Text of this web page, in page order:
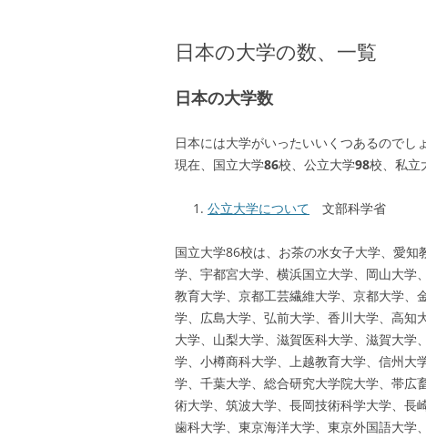
日本の大学の数、一覧
日本の大学数
日本には大学がいったいいくつあるのでし
現在、国立大学86校、公立大学98校、私立
公立大学について 文部科学省
国立大学86校は、お茶の水女子大学、愛
学、宇都宮大学、横浜国立大学、岡山大学
教育大学、京都工芸繊維大学、京都大学、
学、広島大学、弘前大学、香川大学、高知
大学、山梨大学、滋賀医科大学、滋賀大学
学、小樽商科大学、上越教育大学、信州大
学、千葉大学、総合研究大学院大学、帯広
術大学、筑波大学、長岡技術科学大学、長
歯科大学、東京海洋大学、東京外国語大学